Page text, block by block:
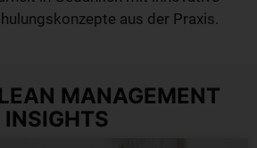
aus der Praxis.
MANAGEMENT
INSIGHTS